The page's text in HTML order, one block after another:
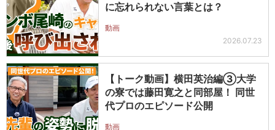
に忘れられない言葉とは？
動画
2026.07.23
【トーク動画】横田英治編③大学
の寮では藤田寛之と同部屋！ 同世
代プロのエピソード公開
動画